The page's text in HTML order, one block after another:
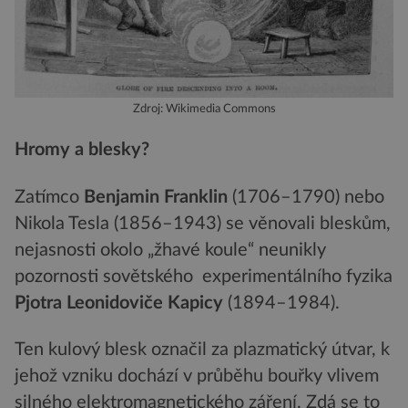
Zdroj: Wikimedia Commons
Hromy a blesky?
Zatímco Benjamin Franklin (1706–1790) nebo
Nikola Tesla (1856–1943) se věnovali bleskům,
nejasnosti okolo „žhavé koule“ neunikly
pozornosti sovětského experimentálního fyzika
Pjotra Leonidoviče Kapicy (1894–1984).
Ten kulový blesk označil za plazmatický útvar, k
jehož vzniku dochází v průběhu bouřky vlivem
silného elektromagnetického záření. Zdá se to